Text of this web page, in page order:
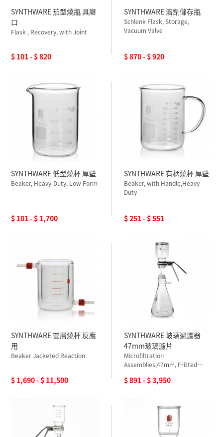
SYNTHWARE 茄型燒瓶 具磨
口
Flask , Recovery, with Joint
$ 101 - $ 820
SYNTHWARE 溶劑儲存瓶
Schlenk Flask, Storage,
Vacuum Valve
$ 870 - $ 920
SYNTHWARE 低型燒杯 厚壁
Beaker, Heavy-Duty, Low Form
$ 101 - $ 1,700
SYNTHWARE 有柄燒杯 厚壁
Beaker, with Handle,Heavy-
Duty
$ 251 - $ 551
SYNTHWARE 雙層燒杯 反應
用
Beaker Jacketed Reaction
$ 1,690 - $ 11,500
SYNTHWARE 玻璃過濾器
47mm玻璃濾片
Microfiltration
Assemblies,47mm, Fritted
$ 891 - $ 3,950